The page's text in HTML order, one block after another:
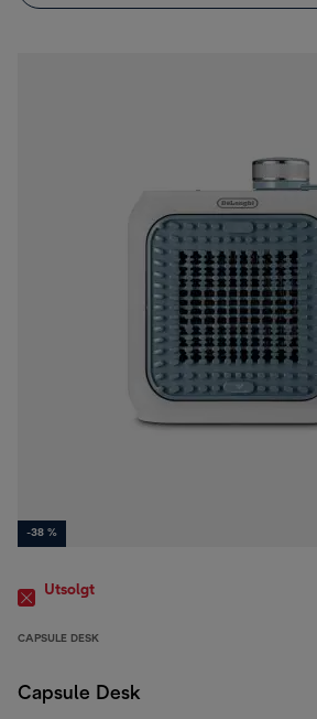
-38 %
Utsolgt
CAPSULE DESK
Capsule Desk